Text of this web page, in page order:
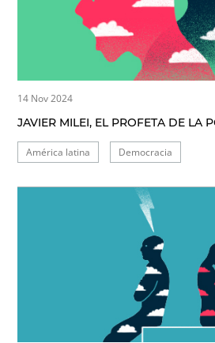
14 Nov 2024
JAVIER MILEI, EL PROFETA DE LA
América latina Democracia